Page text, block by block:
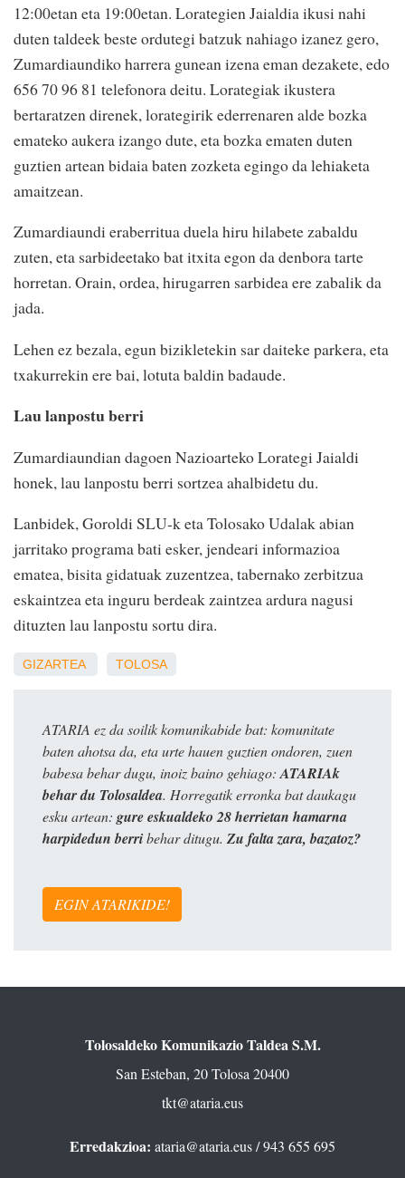
12:00etan eta 19:00etan. Lorategien Jaialdia ikusi nahi
duten taldeek beste ordutegi batzuk nahiago izanez gero,
Zumardiaundiko harrera gunean izena eman dezakete, edo
656 70 96 81 telefonora deitu. Lorategiak ikustera
bertaratzen direnek, lorategirik ederrenaren alde bozka
emateko aukera izango dute, eta bozka ematen duten
guztien artean bidaia baten zozketa egingo da lehiaketa
amaitzean.
Zumardiaundi eraberritua duela hiru hilabete zabaldu
zuten, eta sarbideetako bat itxita egon da denbora tarte
horretan. Orain, ordea, hirugarren sarbidea ere zabalik da
jada.
Lehen ez bezala, egun bizikletekin sar daiteke parkera, eta
txakurrekin ere bai, lotuta baldin badaude.
Lau lanpostu berri
Zumardiaundian dagoen Nazioarteko Lorategi Jaialdi
honek, lau lanpostu berri sortzea ahalbidetu du.
Lanbidek, Goroldi SLU-k eta Tolosako Udalak abian
jarritako programa bati esker, jendeari informazioa
ematea, bisita gidatuak zuzentzea, tabernako zerbitzua
eskaintzea eta inguru berdeak zaintzea ardura nagusi
dituzten lau lanpostu sortu dira.
GIZARTEA TOLOSA
ATARIA ez da soilik komunikabide bat: komunitate
baten ahotsa da, eta urte hauen guztien ondoren, zuen
babesa behar dugu, inoiz baino gehiago: ATARIAk
behar du Tolosaldea. Horregatik erronka bat daukagu
esku artean: gure eskualdeko 28 herrietan hamarna
harpidedun berribehar ditugu. Zu falta zara, bazatoz?
EGIN ATARIKIDE!
Tolosaldeko Komunikazio Taldea S.M.
San Esteban, 20 Tolosa 20400
tkt@ataria.eus
Erredakzioa: ataria@ataria.eus/ 943 655 695